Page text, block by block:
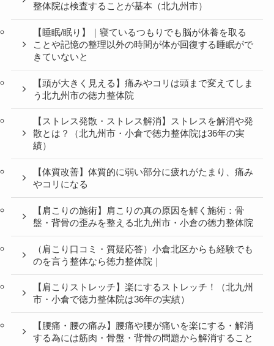
整体院は検査することが基本（北九州市）
【睡眠/眠り】｜寝ているつもりでも脳が休養を取る
ことや記憶の整理以外の時間が体が回復する睡眠がで
きていないと
【頭が大きく見える】痛みやコリは頭まで変えてしま
う北九州市の徳力整体院
【ストレス発散・ストレス解消】ストレスを解消や発
散とは？（北九州市・小倉で徳力整体院は36年の実
績）
【体質改善】体質的に弱い部分に疲れがたまり、痛み
やコリになる
【肩こりの施術】肩こりの真の原因を解く施術：骨
盤・背骨の歪みを整える北九州市・小倉の徳力整体院
（肩こり口コミ・質疑応答）小倉北区からも経験でも
のを言う整体なら徳力整体院｜
【肩こりストレッチ】楽にするストレッチ！（北九州
市・小倉で徳力整体院は36年の実績）
【腰痛・腰の痛み】腰痛や腰が痛いを楽にする・解消
する為には筋肉・骨盤・背骨の問題から解消すること